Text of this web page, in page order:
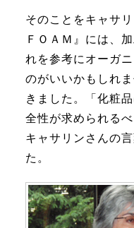
そのことをキャサ
ＦＯＡＭ』には、
れを参考にオーガ
のがいいかもしれ
きました。「化粧
全性が求められる
キャサリンさんの
た。